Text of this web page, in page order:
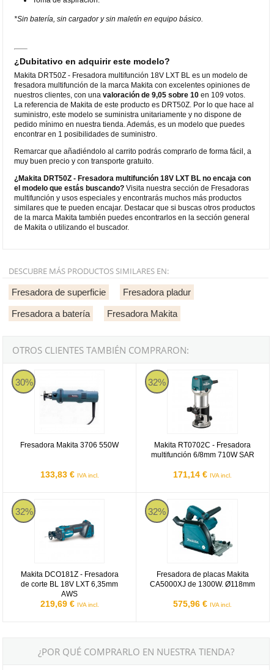
*Sin batería, sin cargador y sin maletín en equipo básico.
¿Dubitativo en adquirir este modelo?
Makita DRT50Z - Fresadora multifunción 18V LXT BL es un modelo de
fresadora multifunción de la marca Makita con excelentes opiniones de
nuestros clientes, con unavaloración de 9,05 sobre 10 en 109 votos.
La referencia de Makita de este producto es DRT50Z. Por lo que hace al
suministro, este modelo se suministra unitariamente y no dispone de
pedido mínimo en nuestra tienda. Además, es un modelo que puedes
encontrar en 1 posibilidades de suministro.
Remarcar que añadiéndolo al carrito podrás comprarlo de forma fácil, a
muy buen precio y con transporte gratuito.
¿Makita DRT50Z - Fresadora multifunción 18V LXT BL no encaja con
el modelo que estás buscando? Visita nuestra sección de Fresadoras
multifunción y usos especiales y encontrarás muchos más productos
similares que te pueden encajar. Destacar que si buscas otros productos
de la marca Makita también puedes encontrarlos en la sección general
de Makita o utilizando el buscador.
DESCUBRE MÁS PRODUCTOS SIMILARES EN:
Fresadora de superficie Fresadora pladur
Fresadora a batería Fresadora Makita
OTROS CLIENTES TAMBIÉN COMPRARON:
30%
Fresadora Makita 3706 550W
133,83 € IVA incl.
Fresadora Makita 3706 550W
32%
Makita RT0702C - Fresadora
multifunción 6/8mm 710W SAR
171,14 € IVA incl.
Makita RT0702C - Fresadora
32%
Makita DCO181Z - Fresadora
de corte BL 18V LXT 6,35mm
AWS
219,69 € IVA incl.
Makita DCO181Z - Fresadora de corte BL 18V LXT 6,35mm AWS
32%
Fresadora de placas Makita
CA5000XJ de 1300W. Ø118mm
575,96 € IVA incl.
Fresadora de placas Makita
¿POR QUÉ COMPRARLO EN NUESTRA TIENDA?